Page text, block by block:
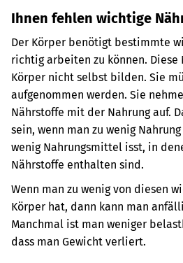
Ihnen fehlen wichtige
Der Körper benötigt bestimmte
richtig arbeiten zu können. Diese
Körper nicht selbst bilden. Sie
aufgenommen werden. Sie
Nährstoffe mit der Nahrung auf.
sein, wenn man zu wenig
wenig Nahrungsmittel isst, in
Nährstoffe enthalten sind.
Wenn man zu wenig von diesen
Körper hat, dann kann man
Manchmal ist man weniger
dass man Gewicht verliert.